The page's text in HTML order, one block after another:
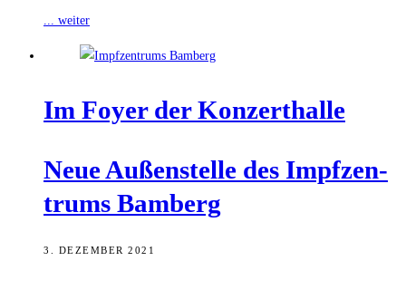
... weiter
Im Foy­er der Konzerthalle
Neue Außen­stel­le des Impf­zen­
trums Bamberg
3. DEZEMBER 2021